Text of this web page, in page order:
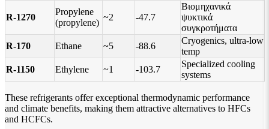
R-1270
Propylene
(propylene)
~2 -47.7
Βιομηχανικά
ψυκτικά
συγκροτήματα
R-170
Ethane ~5 -88.6
Cryogenics, ultra-low
temp
R-1150
Ethylene ~1 -103.7
Specialized cooling
systems
These refrigerants offer exceptional thermodynamic performance
and climate benefits, making them attractive alternatives to HFCs
and HCFCs.